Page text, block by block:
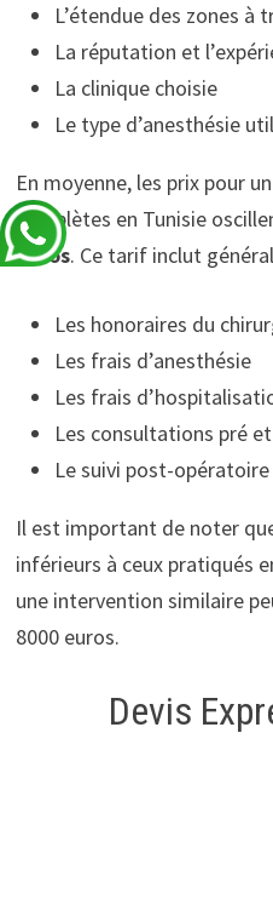
L’étendue des zones à
La réputation et
La clinique choisie
Le type d’anesthésie
En moyenne, les prix pour
complètes en Tunisie
euros. Ce tarif inclut
Les honoraires du
Les frais d’anesthésie
Les frais
Les consultations pré
Le suivi post-opératoire
Il est important de noter
inférieurs à ceux pratiqués
une intervention similaire
8000 euros.
Devis